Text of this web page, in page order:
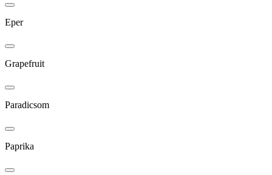
Eper
Grapefruit
Paradicsom
Paprika